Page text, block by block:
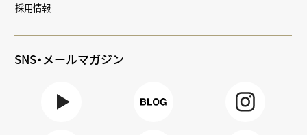
採用情報
SNS・メールマガジン